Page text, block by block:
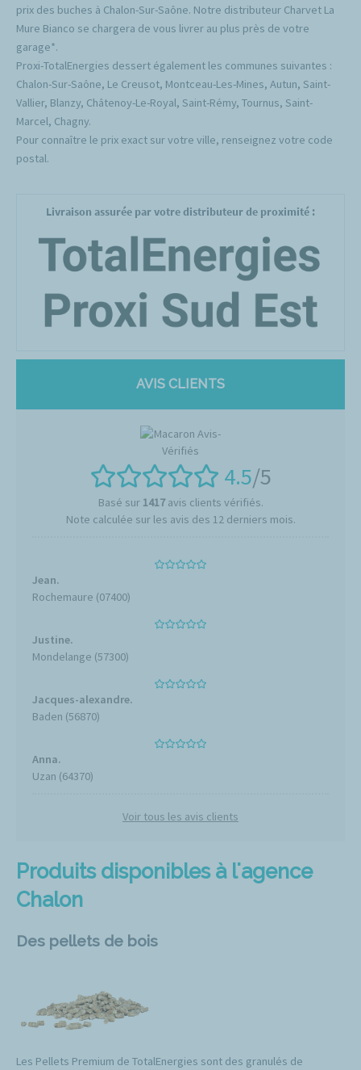
prix des buches à Chalon-Sur-Saône. Notre distributeur Charvet La
Mure Bianco se chargera de vous livrer au plus près de votre
garage*.
Proxi-TotalEnergies dessert également les communes suivantes :
Chalon-Sur-Saône, Le Creusot, Montceau-Les-Mines, Autun, Saint-
Vallier, Blanzy, Châtenoy-Le-Royal, Saint-Rémy, Tournus, Saint-
Marcel, Chagny.
Pour connaître le prix exact sur votre ville, renseignez votre code
postal.
Produits disponibles à l'agence
Chalon
Des pellets de bois
Les Pellets Premium de TotalEnergies sont des granulés de
Livraison assurée par votre distributeur de proximité :
AVIS CLIENTS
4.5/5
Basé sur 1417avis clients vérifiés.
Note calculée sur les avis des 12 derniers mois.
Jean.
Rochemaure (07400)
Justine.
Mondelange (57300)
Jacques-alexandre.
Baden (56870)
Anna.
Uzan (64370)
Voir tous les avis clients